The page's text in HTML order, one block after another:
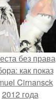
без права
как показ
Cirnansck
2012 года